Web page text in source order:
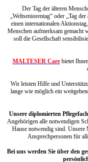
Der Tag der älteren
„Weltseniorentag“ oder „Tag
einen internationalen
Menschen aufmerksam
soll die Gesellschaft
MALTESER Care bietet
Wir leisten Hilfe und
lange wie möglich ein
Unsere diplomierten
Angehörigen alle notwendigen
Hause notwendig sind.
Ansprechpersonen für
Bei uns werden Sie über den